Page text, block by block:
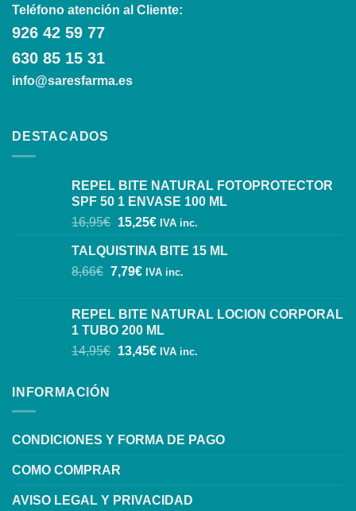
Teléfono atención al Cliente:
926 42 59 77
630 85 15 31
info@saresfarma.es
DESTACADOS
REPEL BITE NATURAL FOTOPROTECTOR
SPF 50 1 ENVASE 100 ML
16,95€ 15,25€ IVA inc.
TALQUISTINA BITE 15 ML
8,66€ 7,79€ IVA inc.
REPEL BITE NATURAL LOCION CORPORAL
1 TUBO 200 ML
14,95€ 13,45€ IVA inc.
INFORMACIÓN
CONDICIONES Y FORMA DE PAGO
COMO COMPRAR
AVISO LEGAL Y PRIVACIDAD